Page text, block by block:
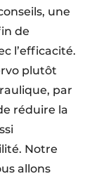
une
de
l’efficacité.
plutôt
par
réduire la
Notre
allons